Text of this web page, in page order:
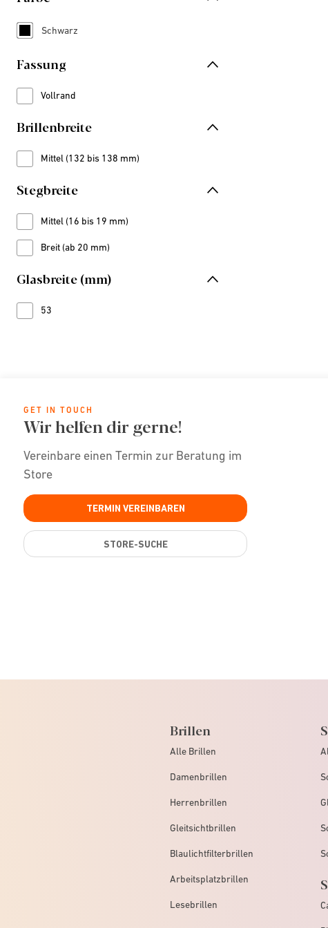
Schwarz
Refine by Farbe: Schwarz
Fassung
Vollrand
Refine by Fassung: Vollrand
Brillenbreite
Mittel (132 bis 138 mm)
Refine by Brillenbreite: Mittel (132 bis 138 mm)
Stegbreite
Mittel (16 bis 19 mm)
Refine by Stegbreite: Mittel (16 bis 19 mm)
Breit (ab 20 mm)
Refine by Stegbreite: Breit (ab 20 mm)
Glasbreite (mm)
53
Refine by Glasbreite (mm): 53
GET IN TOUCH
Wir helfen dir gerne!
Vereinbare einen Termin zur Beratung im
Store
TERMIN VEREINBAREN
STORE-SUCHE
Brillen
Alle Brillen
Damenbrillen
Herrenbrillen
Gleitsichtbrillen
Blaulichtfilterbrillen
Arbeitsplatzbrillen
Lesebrillen